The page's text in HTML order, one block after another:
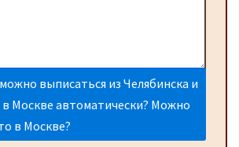
выписаться из Челябинска и
в Москве автоматически? Можно
в Москве?